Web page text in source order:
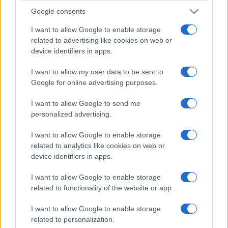
Google consents
I want to allow Google to enable storage
related to advertising like cookies on web or
device identifiers in apps.
I want to allow my user data to be sent to
Google for online advertising purposes.
I want to allow Google to send me
personalized advertising.
I want to allow Google to enable storage
related to analytics like cookies on web or
device identifiers in apps.
I want to allow Google to enable storage
related to functionality of the website or app.
I want to allow Google to enable storage
related to personalization.
presunti clienti.
Cosa fare in caso di truffa
Se nonostante le cautele ci si rende conto di
essere stati vittime di una truffa, la tempestività